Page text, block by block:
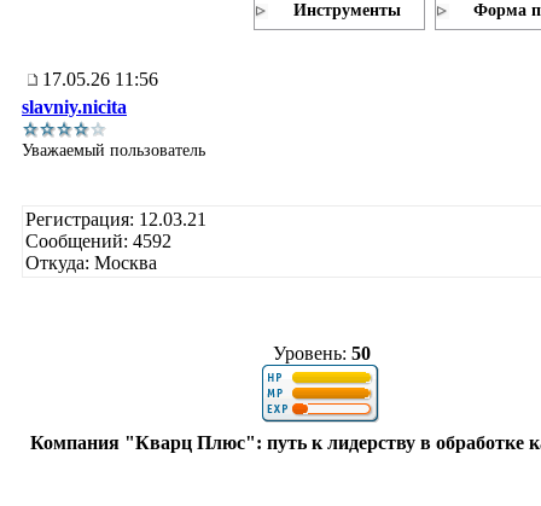
Инструменты Форма
17.05.26 11:56
slavniy.nicita
Уважаемый пользователь
Регистрация: 12.03.21
Сообщений: 4592
Откуда: Москва
Уровень: 50
Компания "Кварц Плюс": путь к лидерству в обработке